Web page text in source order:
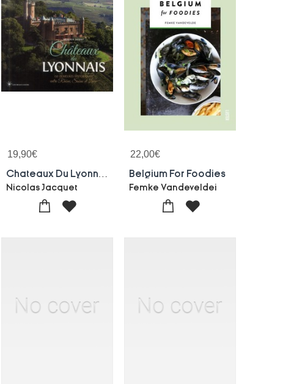
19,90€
Nicolas Jacquet
22,00€
Belgium For Foodies
Femke Vandeveldei